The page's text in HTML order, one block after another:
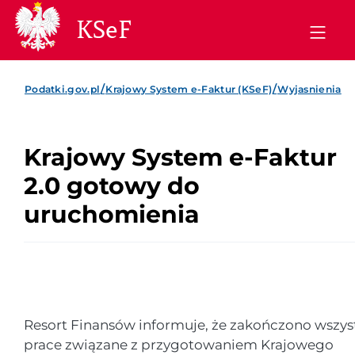
KSeF
Podatki.gov.pl/Krajowy System e-Faktur (KSeF)/Wyjasnienia
Krajowy System e-Faktur
2.0 gotowy do
uruchomienia
Resort Finansów informuje, że zakończono
prace związane z przygotowaniem Krajowego